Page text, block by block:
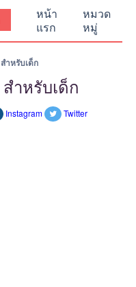
หน้า
แรก
หมวด
หมู่
ำหรับเด็ก
ำหรับเด็ก
Instagram Twitter